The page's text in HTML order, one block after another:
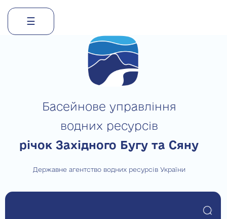
☰
Басейнове управління
водних ресурсів
річок Західного Бугу та Сяну
Державне агентство водних ресурсів України